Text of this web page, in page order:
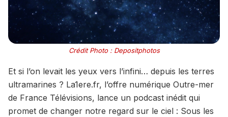
Crédit Photo : Depositphotos
Et si l’on levait les yeux vers l’infini… depuis les terres
ultramarines ? La1ere.fr, l’offre numérique Outre-mer
de France Télévisions, lance un podcast inédit qui
promet de changer notre regard sur le ciel : Sous les